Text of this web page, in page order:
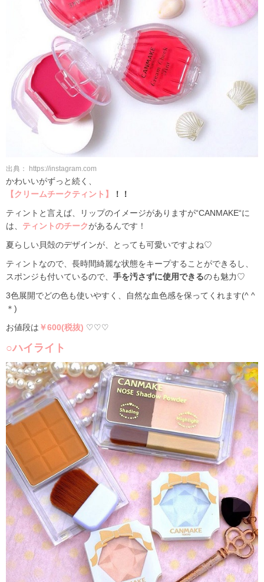
出典： https://instagram.com
かわいいがずっと続く、
【クリームチークティント】
！！
ティントと言えば、リップのイメージがありますが“CANMAKE“に
は、 ティントのチークがあるんです！
夏らしい貝殻のデザインが、とっても可愛いですよね♡
ティントなので、長時間綺麗な状態をキープすることができるし、
スポンジも付いているので、 手を汚さずに使用できるのも魅力♡
3色展開でどの色も使いやすく、自然な血色感を保ってくれます(^ ^
＊)
お値段は ￥600(税抜) ♡♡♡
○ハイライト